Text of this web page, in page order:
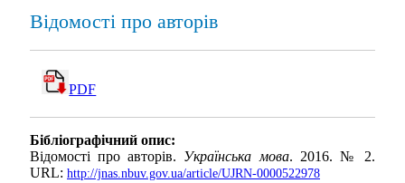
Відомості про авторів
PDF
Бібліографічний опис:
Відомості про авторів. Українська мова. 2016. № 2.
URL: http://jnas.nbuv.gov.ua/article/UJRN-0000522978